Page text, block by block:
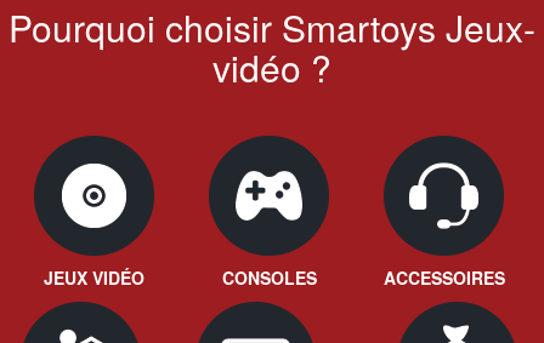
Pourquoi choisir Smartoys Jeux-
vidéo ?
JEUX VIDÉO CONSOLES ACCESSOIRES